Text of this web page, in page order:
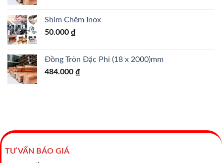
Shim Chêm Inox
50.000 ₫
Đồng Tròn Đặc Phi (18 x 2000)mm
484.000 ₫
TƯ VẤN BÁO GIÁ